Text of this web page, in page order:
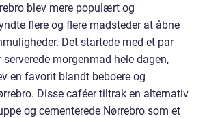
blev mere populært og
flere og flere madsteder at åbne
Det startede med et par
serverede morgenmad hele dagen,
en favorit blandt beboere og
Disse caféer tiltrak en alternativ
og cementerede Nørrebro som et